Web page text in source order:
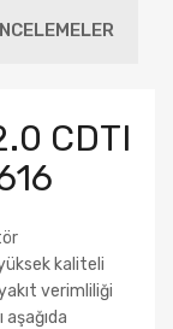
CDTI
kaliteli
verimliliği